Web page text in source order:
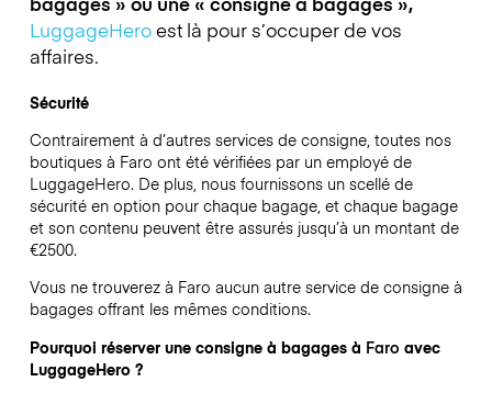
LuggageHeroest là pour s’occuper de vos
affaires.
Sécurité
Contrairement à d’autres services de consigne,toutes nos
boutiques à Faro ont été vérifiées par un employé de
LuggageHero. De plus, nous fournissons un scellé de
sécurité en option pour chaque bagage, et chaque bagage
et son contenu peuvent être assurés jusqu’à un montant de
€2500.
Vous ne trouverez à Faro aucun autre service de consigne à
bagages offrant les mêmes conditions.
Pourquoi réserver une consigne à bagages à Faro avec
LuggageHero ?